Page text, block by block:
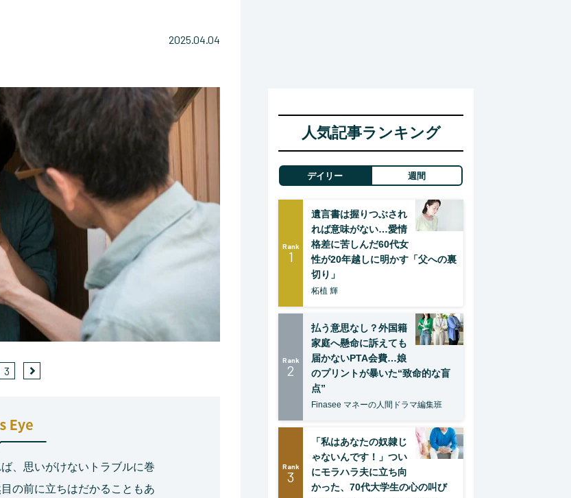
2025.04.04
3
、思いがけないトラブルに巻
の前に立ちはだかることもあ
人気記事ランキング
デイリー 週間
Rank
1
遺言書は握りつぶされ
れば意味がない…愛情
格差に苦しんだ60代女
性が20年越しに明かす「父への裏
切り」
柘植 輝
Rank
2
払う意思なし？外国籍
家庭へ懸命に訴えても
届かないPTA会費…娘
のプリントが暴いた“致命的な盲
点”
Finasee マネーの人間ドラマ編集班
Rank
3
「私はあなたの奴隷じ
ゃないんです！」つい
にモラハラ夫に立ち向
かった、70代大学生の心の叫び